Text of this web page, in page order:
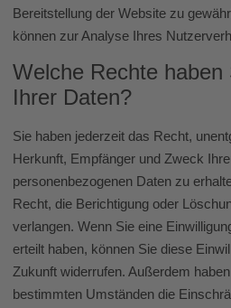
Bereitstellung der Website zu
können zur Analyse Ihres
Welche Rechte haben
Ihrer Daten?
Sie haben jederzeit das Recht,
Herkunft, Empfänger und Zweck
personenbezogenen Daten zu
Recht, die Berichtigung oder
verlangen. Wenn Sie eine
erteilt haben, können Sie diese
Zukunft widerrufen. Außerdem
bestimmten Umständen die